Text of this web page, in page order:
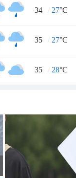
34 / 27°C
35 / 27°C
35 / 28°C